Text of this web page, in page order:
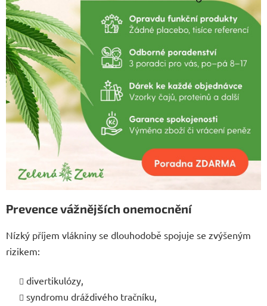
Prevence vážnějších onemocnění
Nízký příjem vlákniny se dlouhodobě spojuje se zvýšeným
rizikem:
divertikulózy,
syndromu dráždivého tračníku,